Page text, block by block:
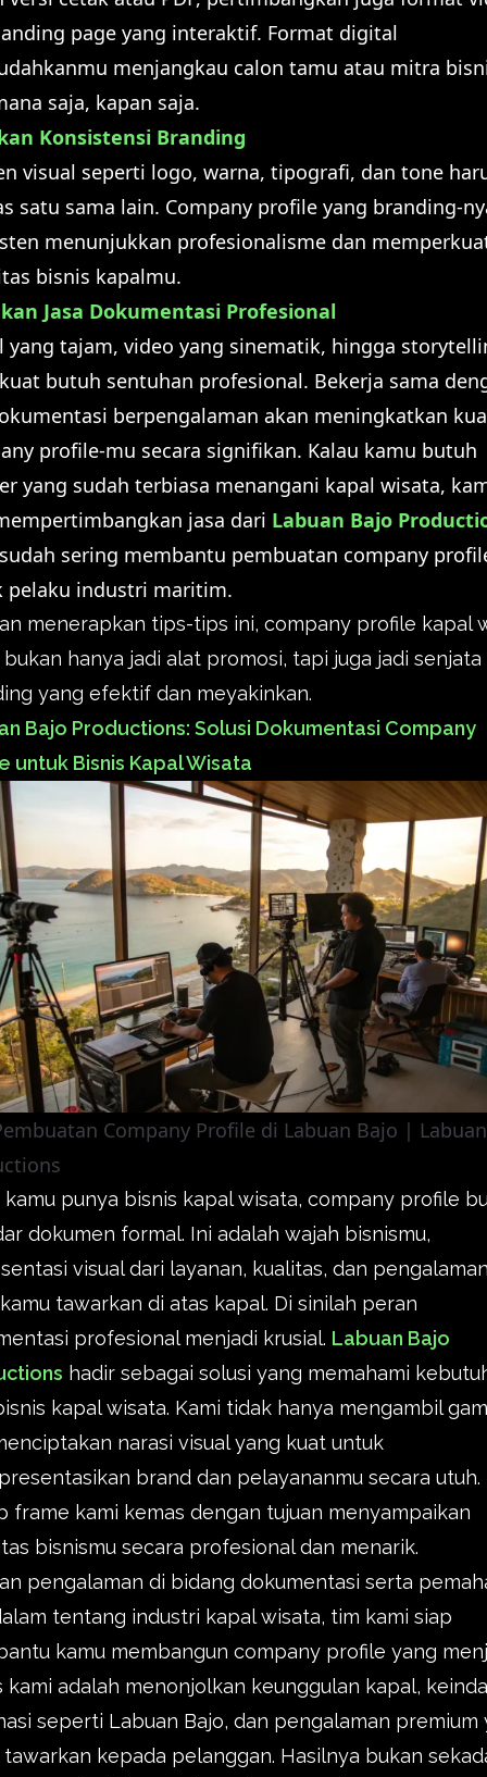
page yang interaktif. Format digital
menjangkau calon tamu atau mitra
saja, kapan saja.
Konsistensi Branding
visual seperti logo, warna, tipografi, dan tone
satu sama lain. Company profile yang branding-
menunjukkan profesionalisme dan
bisnis kapalmu.
Jasa Dokumentasi Profesional
yang tajam, video yang sinematik, hingga
butuh sentuhan profesional. Bekerja sama
berpengalaman akan meningkatkan
profile-mu secara signifikan. Kalau kamu butuh
yang sudah terbiasa menangani kapal wisata,
jasa dari Labuan Bajo
sering membantu pembuatan company
pelaku industri maritim.
menerapkan tips-tips ini, company profile kapal
bukan hanya jadi alat promosi, tapi juga jadi senjata
yang efektif dan meyakinkan.
Bajo Productions: Solusi Dokumentasi Company
untuk Bisnis Kapal Wisata
Company Profile di Labuan Bajo |
kamu punya bisnis kapal wisata, company profile
dokumen formal. Ini adalah wajah bisnismu,
visual dari layanan, kualitas, dan
tawarkan di atas kapal. Di sinilah peran
profesional menjadi krusial. Labuan Bajo
hadir sebagai solusi yang memahami
kapal wisata. Kami tidak hanya mengambil
narasi visual yang kuat untuk
brand dan pelayananmu secara utuh.
frame kami kemas dengan tujuan menyampaikan
bisnismu secara profesional dan menarik.
pengalaman di bidang dokumentasi serta
tentang industri kapal wisata, tim kami siap
kamu membangun company profile yang
kami adalah menonjolkan keunggulan kapal,
seperti Labuan Bajo, dan pengalaman premium
tawarkan kepada pelanggan. Hasilnya bukan